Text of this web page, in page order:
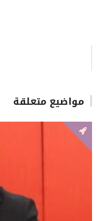
مواضيع متعلقة